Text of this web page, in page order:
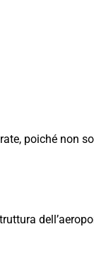
poiché non